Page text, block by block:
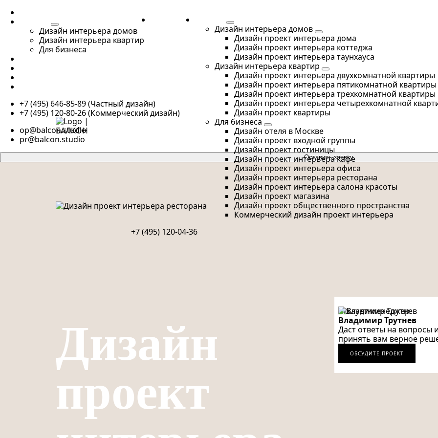
ПОРТФОЛИО
Дизайн интерьера домов
Дизайн проект интерьера дома
Дизайн проект интерьера коттеджа
Дизайн проект интерьера таунхауса
Дизайн интерьера квартир
Дизайн проект интерьера двухкомнатной квартиры
Дизайн проект интерьера пятикомнатной квартиры
Дизайн проект интерьера трехкомнатной квартиры
Дизайн проект интерьера четырехкомнатной
Дизайн проект квартиры
Для бизнеса
Дизайн отеля в Москве
Дизайн проект входной группы
Дизайн проект гостиницы
Дизайн проект интерьера кафе
Дизайн проект интерьера офиса
Дизайн проект интерьера ресторана
Дизайн проект интерьера салона красоты
Дизайн проект магазина
Дизайн проект общественного пространства
Коммерческий дизайн проект интерьера
+7 (495) 120-04-36
Дизайн интерьера домов
Дизайн интерьера квартир
Для бизнеса
+7 (495) 646-85-89 (Частный дизайн)
+7 (495) 120-80-26 (Коммерческий дизайн)
op@balcon.studio
pr@balcon.studio
Оставить заявку
Дизайн
проект
Аккаунт-менеджер
Владимир Трутнев
Даст ответы на вопросы
принять вам верное
ОБСУДИТЕ ПРОЕКТ